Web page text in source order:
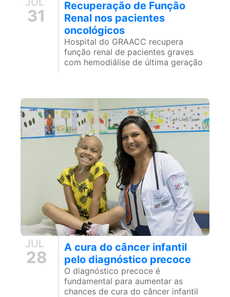
31
Recuperação de Função
Renal nos pacientes
oncológicos
Hospital do GRAACC recupera
função renal de pacientes graves
com hemodiálise de última geração
JUL
28
A cura do câncer infantil
pelo diagnóstico precoce
O diagnóstico precoce é
fundamental para aumentar as
chances de cura do câncer infantil